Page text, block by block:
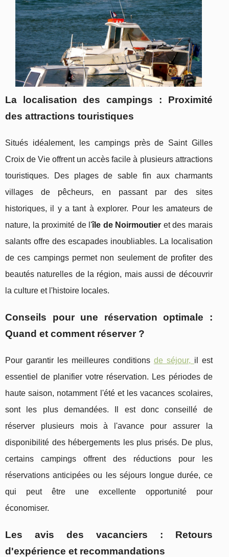
La localisation des campings : Proximité
des attractions touristiques
Situés idéalement, les campings près de Saint Gilles
Croix de Vie offrent un accès facile à plusieurs attractions
touristiques. Des plages de sable fin aux charmants
villages de pêcheurs, en passant par des sites
historiques, il y a tant à explorer. Pour les amateurs de
nature, la proximité de l'île de Noirmoutier et des marais
salants offre des escapades inoubliables. La localisation
de ces campings permet non seulement de profiter des
beautés naturelles de la région, mais aussi de découvrir
la culture et l'histoire locales.
Conseils pour une réservation optimale :
Quand et comment réserver ?
Pour garantir les meilleures conditions de séjour, il est
essentiel de planifier votre réservation. Les périodes de
haute saison, notamment l'été et les vacances scolaires,
sont les plus demandées. Il est donc conseillé de
réserver plusieurs mois à l'avance pour assurer la
disponibilité des hébergements les plus prisés. De plus,
certains campings offrent des réductions pour les
réservations anticipées ou les séjours longue durée, ce
qui peut être une excellente opportunité pour
économiser.
Les avis des vacanciers : Retours
d'expérience et recommandations